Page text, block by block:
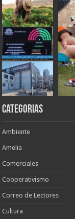
Categorias
Ambiente
Amelia
Comerciales
Cooperativismo
Correo de Lectores
Cultura